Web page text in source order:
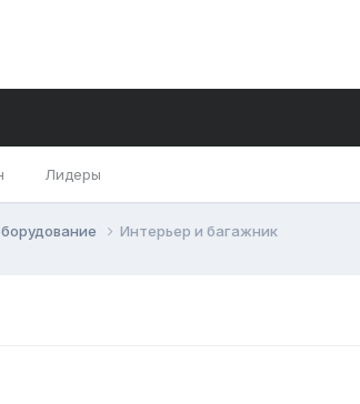
Лидеры
Интерьер и багажник